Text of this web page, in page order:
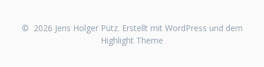
© 2026 Jens Holger Pütz. Erstellt mit WordPress und dem
Highlight Theme